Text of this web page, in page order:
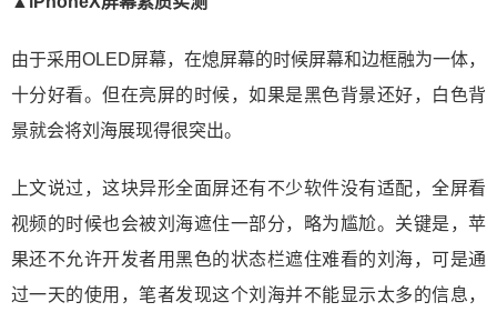
由于采用OLED屏幕，在熄屏幕的时候屏幕和边框融为一体，
十分好看。但在亮屏的时候，如果是黑色背景还好，白色背
景就会将刘海展现得很突出。
上文说过，这块异形全面屏还有不少软件没有适配，全屏看
视频的时候也会被刘海遮住一部分，略为尴尬。关键是，苹
果还不允许开发者用黑色的状态栏遮住难看的刘海，可是通
过一天的使用，笔者发现这个刘海并不能显示太多的信息，